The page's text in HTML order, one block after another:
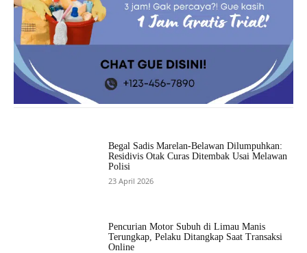
Begal Sadis Marelan-Belawan Dilumpuhkan:
Residivis Otak Curas Ditembak Usai Melawan
Polisi
23 April 2026
Pencurian Motor Subuh di Limau Manis
Terungkap, Pelaku Ditangkap Saat Transaksi
Online